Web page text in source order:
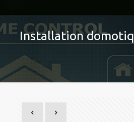
Installation